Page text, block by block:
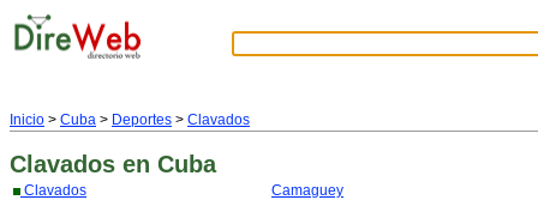
Inicio > Cuba > Deportes > Clavados
Clavados en Cuba
Clavados
Camaguey